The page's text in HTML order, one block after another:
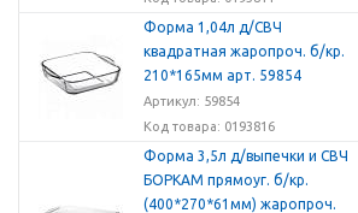
Форма 1,04л д/СВЧ
квадратная жаропроч. б/кр.
210*165мм арт. 59854
Артикул: 59854
Код товара: 0193816
Форма 3,5л д/выпечки и СВЧ
БОРКАМ прямоуг. б/кр.
(400*270*61мм) жаропроч.